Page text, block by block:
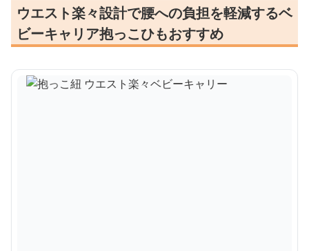
ウエスト楽々設計で腰への負担を軽減するベ
ビーキャリア抱っこひもおすすめ